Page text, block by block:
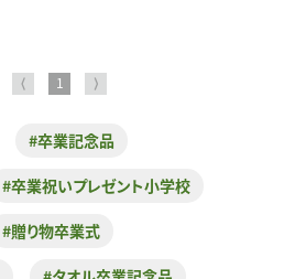
⟨ 1 ⟩
#卒業記念品
#卒業祝いプレゼント小学校
#贈り物卒業式